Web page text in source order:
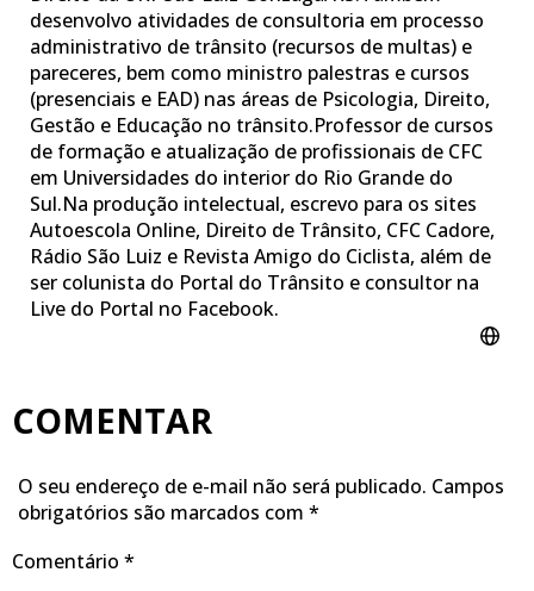
desenvolvo atividades de consultoria em processo
administrativo de trânsito (recursos de multas) e
pareceres, bem como ministro palestras e cursos
(presenciais e EAD) nas áreas de Psicologia, Direito,
Gestão e Educação no trânsito.Professor de cursos
de formação e atualização de profissionais de CFC
em Universidades do interior do Rio Grande do
Sul.Na produção intelectual, escrevo para os sites
Autoescola Online, Direito de Trânsito, CFC Cadore,
Rádio São Luiz e Revista Amigo do Ciclista, além de
ser colunista do Portal do Trânsito e consultor na
Live do Portal no Facebook.
COMENTAR
O seu endereço de e-mail não será publicado. Campos
obrigatórios são marcados com *
Comentário *